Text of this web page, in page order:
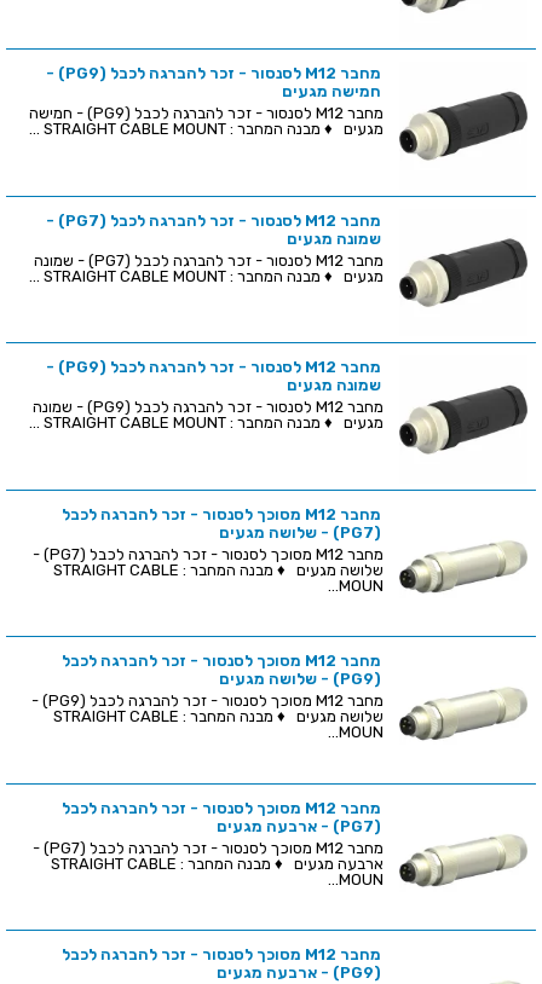
מחבר M12 לסנסור - זכר להברגה לכבל (PG9) -
חמישה מגעים
מחבר M12 לסנסור - זכר להברגה לכבל (PG9) - חמישה
מגעים ♦ מבנה המחבר : STRAIGHT CABLE MOUNT ...
מחבר M12 לסנסור - זכר להברגה לכבל (PG7) -
שמונה מגעים
מחבר M12 לסנסור - זכר להברגה לכבל (PG7) - שמונה
מגעים ♦ מבנה המחבר : STRAIGHT CABLE MOUNT ...
מחבר M12 לסנסור - זכר להברגה לכבל (PG9) -
שמונה מגעים
מחבר M12 לסנסור - זכר להברגה לכבל (PG9) - שמונה
מגעים ♦ מבנה המחבר : STRAIGHT CABLE MOUNT ...
מחבר M12 מסוכך לסנסור - זכר להברגה לכבל
(PG7) - שלושה מגעים
מחבר M12 מסוכך לסנסור - זכר להברגה לכבל (PG7) -
שלושה מגעים ♦ מבנה המחבר : STRAIGHT CABLE
MOUN...
מחבר M12 מסוכך לסנסור - זכר להברגה לכבל
(PG9) - שלושה מגעים
מחבר M12 מסוכך לסנסור - זכר להברגה לכבל (PG9) -
שלושה מגעים ♦ מבנה המחבר : STRAIGHT CABLE
MOUN...
מחבר M12 מסוכך לסנסור - זכר להברגה לכבל
(PG7) - ארבעה מגעים
מחבר M12 מסוכך לסנסור - זכר להברגה לכבל (PG7) -
ארבעה מגעים ♦ מבנה המחבר : STRAIGHT CABLE
MOUN...
מחבר M12 מסוכך לסנסור - זכר להברגה לכבל
(PG9) - ארבעה מגעים